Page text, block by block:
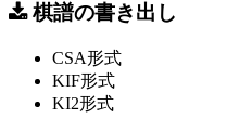
棋譜の書き出し
CSA形式
KIF形式
KI2形式